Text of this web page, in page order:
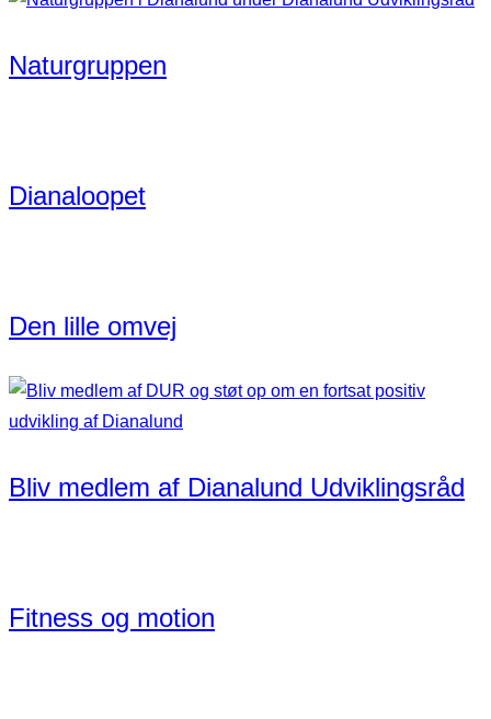
Naturgruppen
Dianaloopet
Den lille omvej
Bliv medlem af Dianalund Udviklingsråd
Fitness og motion